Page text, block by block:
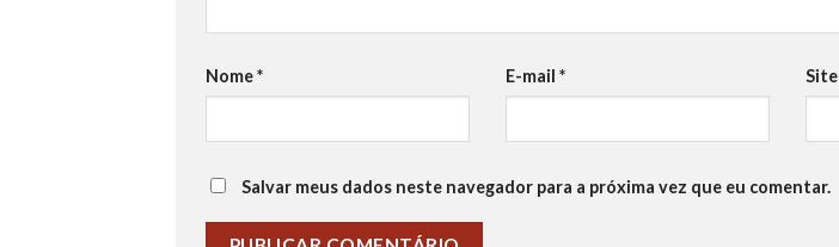
Nome* E-mail * Site
Salvar meus dados neste navegador para a próxima vez que eu comentar.